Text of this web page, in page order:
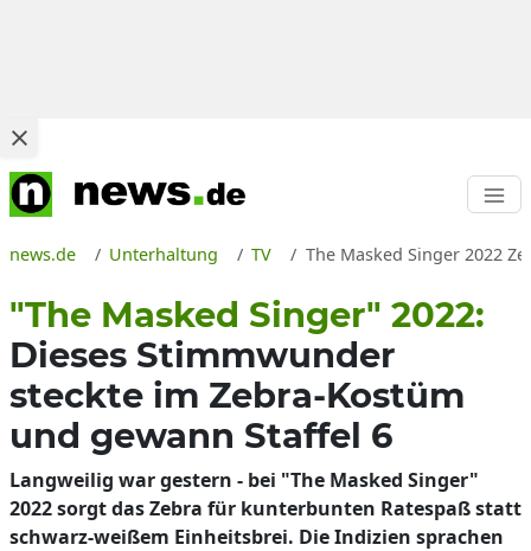
news.de Unterhaltung TV The Masked Singer 2022
"The Masked Singer" 2022:
Dieses Stimmwunder
steckte im Zebra-Kostüm
und gewann Staffel 6
Langweilig war gestern - bei "The Masked Singer"
2022 sorgt das Zebra für kunterbunten Ratespaß statt
schwarz-weißem Einheitsbrei. Die Indizien sprachen